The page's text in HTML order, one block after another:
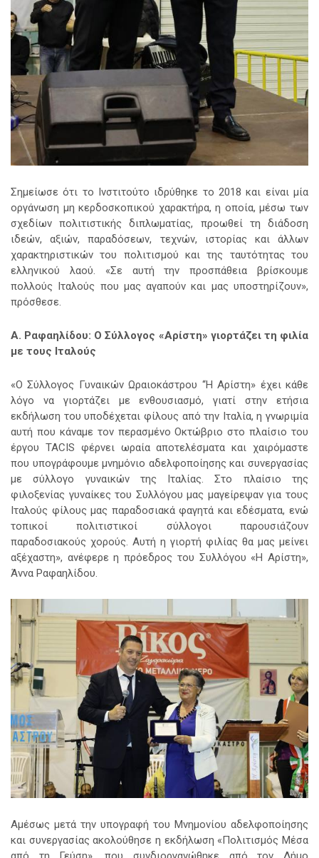
Σημείωσε ότι το Ινστιτούτο ιδρύθηκε το 2018 και είναι μία
οργάνωση μη κερδοσκοπικού χαρακτήρα, η οποία, μέσω των
σχεδίων πολιτιστικής διπλωματίας, προωθεί τη διάδοση
ιδεών, αξιών, παραδόσεων, τεχνών, ιστορίας και άλλων
χαρακτηριστικών του πολιτισμού και της ταυτότητας του
ελληνικού λαού. «Σε αυτή την προσπάθεια βρίσκουμε
πολλούς Ιταλούς που μας αγαπούν και μας υποστηρίζουν»,
πρόσθεσε.
Α. Ραφαηλίδου: Ο Σύλλογος «Αρίστη» γιορτάζει τη φιλία
με τους Ιταλούς
«Ο Σύλλογος Γυναικών Ωραιοκάστρου ‘‘Η Αρίστη» έχει κάθε
λόγο να γιορτάζει με ενθουσιασμό, γιατί στην ετήσια
εκδήλωση του υποδέχεται φίλους από την Ιταλία, η γνωριμία
αυτή που κάναμε τον περασμένο Οκτώβριο στο πλαίσιο του
έργου TACIS φέρνει ωραία αποτελέσματα και χαιρόμαστε
που υπογράφουμε μνημόνιο αδελφοποίησης και συνεργασίας
με σύλλογο γυναικών της Ιταλίας. Στο πλαίσιο της
φιλοξενίας γυναίκες του Συλλόγου μας μαγείρεψαν για τους
Ιταλούς φίλους μας παραδοσιακά φαγητά και εδέσματα, ενώ
τοπικοί πολιτιστικοί σύλλογοι παρουσιάζουν
παραδοσιακούς χορούς. Αυτή η γιορτή φιλίας θα μας μείνει
αξέχαστη», ανέφερε η πρόεδρος του Συλλόγου «Η Αρίστη»,
Άννα Ραφαηλίδου.
Αμέσως μετά την υπογραφή του Μνημονίου αδελφοποίησης
και συνεργασίας ακολούθησε η εκδήλωση «Πολιτισμός Μέσα